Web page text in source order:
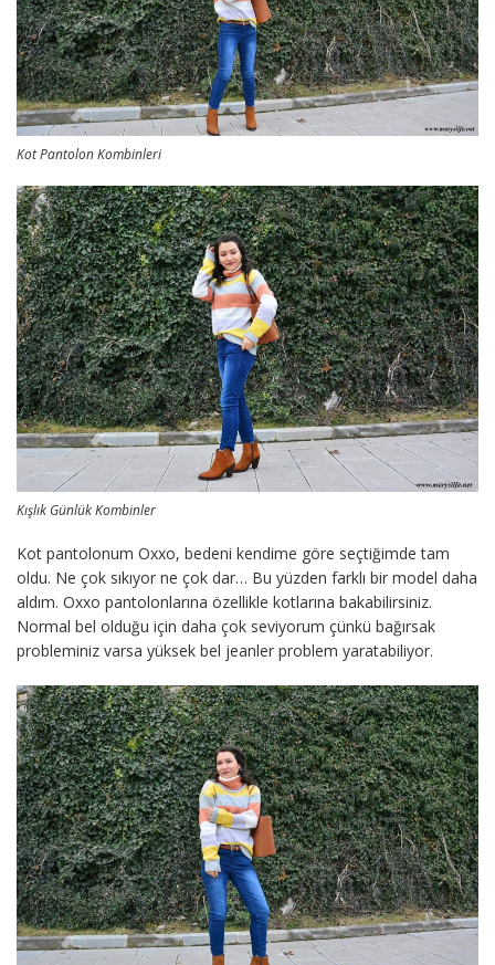
Kot Pantolon Kombinleri
Kışlık Günlük Kombinler
Kot pantolonum Oxxo, bedeni kendime göre seçtiğimde tam
oldu. Ne çok sıkıyor ne çok dar… Bu yüzden farklı bir model daha
aldım. Oxxo pantolonlarına özellikle kotlarına bakabilirsiniz.
Normal bel olduğu için daha çok seviyorum çünkü bağırsak
probleminiz varsa yüksek bel jeanler problem yaratabiliyor.